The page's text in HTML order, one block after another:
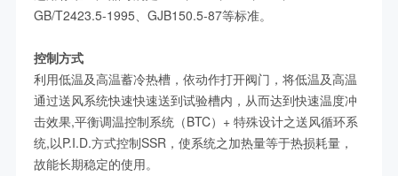
GB/T2423.5-1995、GJB150.5-87等标准。
控制方式
利用低温及高温蓄冷热槽，依动作打开阀门，将低温及高温
通过送风系统快速快速送到试验槽内，从而达到快速温度冲
击效果,平衡调温控制系统（BTC）+ 特殊设计之送风循环系
统,以P.I.D.方式控制SSR，使系统之加热量等于热损耗量，
故能长期稳定的使用。